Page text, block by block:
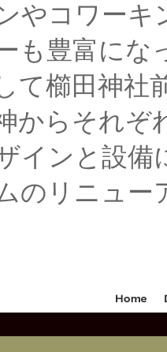
やコワーキ
も豊富にな
て櫛田神社
からそれぞ
インと設備
のリニュー